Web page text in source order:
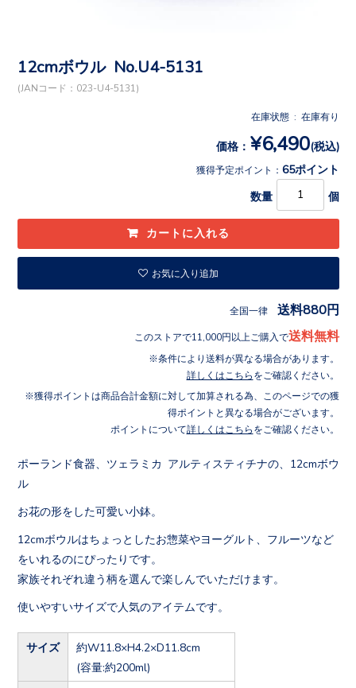
12cmボウル No.U4-5131
(JANコード：023-U4-5131)
在庫状態 : 在庫有り
価格： ¥6,490(税込)
獲得予定ポイント： 65ポイント
数量 個
お気に入り追加
全国一律 送料880円
このストアで11,000円以上ご購入で送料無料
条件により送料が異なる場合があります。
詳しくはこちら をご確認ください。
獲得ポイントは商品合計金額に対して加算される為、このページでの獲
得ポイントと異なる場合がございます。
ポイントについて詳しくはこちら をご確認ください。
ポーランド食器、ツェラミカ アルティスティチナの、12cmボウ
ル
お花の形をした可愛い小鉢。
12cmボウルはちょっとしたお惣菜やヨーグルト、フルーツなど
をいれるのにぴったりです。
家族それぞれ違う柄を選んで楽しんでいただけます。
使いやすいサイズで人気のアイテムです。
サイズ
約W11.8×H4.2×D11.8cm
(容量:約200ml)